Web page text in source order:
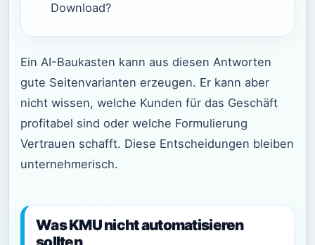
Download?
Ein AI-Baukasten kann aus diesen Antworten
gute Seitenvarianten erzeugen. Er kann aber
nicht wissen, welche Kunden für das Geschäft
profitabel sind oder welche Formulierung
Vertrauen schafft. Diese Entscheidungen bleiben
unternehmerisch.
Was KMU nicht automatisieren